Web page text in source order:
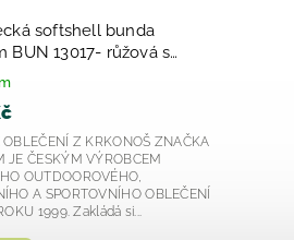
softshell bunda
BUN 13017- růžová s
potiskem - srdíčka 2026
OBLEČENÍ Z KRKONOŠ ZNAČKA
JE ČESKÝM VÝROBCEM
OUTDOOROVÉHO,
A SPORTOVNÍHO OBLEČENÍ
1999. Zakládá si...